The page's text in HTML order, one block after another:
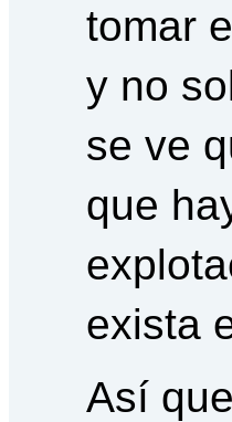
tomar
y no
se ve
que
exista
Así